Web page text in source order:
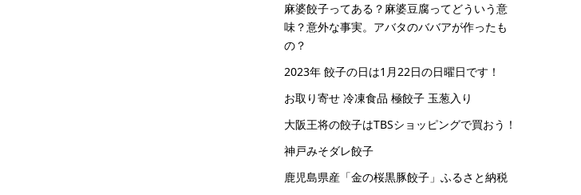
麻婆餃子ってある？麻婆豆腐ってどういう意
味？意外な事実。アバタのババアが作ったも
の？
2023年 餃子の日は1月22日の日曜日です！
お取り寄せ 冷凍食品 極餃子 玉葱入り
大阪王将の餃子はTBSショッピングで買おう！
神戸みそダレ餃子
鹿児島県産「金の桜黒豚餃子」ふるさと納税